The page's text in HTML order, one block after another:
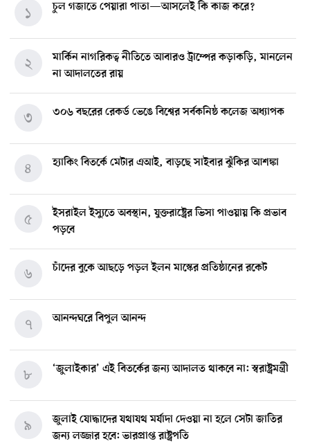
চুল গজাতে পেয়ারা পাতা—আসলেই কি কাজ করে?
১
মার্কিন নাগরিকত্ব নীতিতে আবারও ট্রাম্পের কড়াকড়ি, মানলেন
না আদালতের রায়
২
৩০৬ বছরের রেকর্ড ভেঙে বিশ্বের সর্বকনিষ্ঠ কলেজ অধ্যাপক
৩
হ্যাকিং বিতর্কে মেটার এআই, বাড়ছে সাইবার ঝুঁকির আশঙ্কা
৪
ইসরাইল ইস্যুতে অবস্থান, যুক্তরাষ্ট্রের ভিসা পাওয়ায় কি প্রভাব
পড়বে
৫
চাঁদের বুকে আছড়ে পড়ল ইলন মাস্কের প্রতিষ্ঠানের রকেট
৬
আনন্দঘরে বিপুল আনন্দ
৭
‘জুলাইকার’ এই বিতর্কের জন্য আদালত থাকবে না: স্বরাষ্ট্রমন্ত্রী
৮
জুলাই যোদ্ধাদের যথাযথ মর্যাদা দেওয়া না হলে সেটা জাতির
জন্য লজ্জার হবে: ভারপ্রাপ্ত রাষ্ট্রপতি
৯